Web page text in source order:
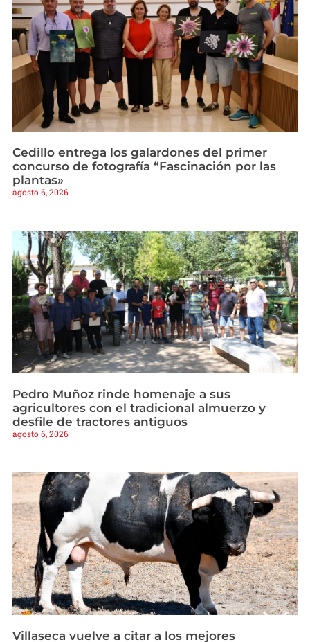
Cedillo entrega los galardones del primer
concurso de fotografía “Fascinación por las
plantas»
agosto 6, 2026
Pedro Muñoz rinde homenaje a sus
agricultores con el tradicional almuerzo y
desfile de tractores antiguos
agosto 6, 2026
Villaseca vuelve a citar a los mejores